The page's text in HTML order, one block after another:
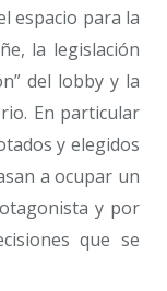
espacio para la
la legislación
del lobby y la
En particular
y elegidos
a ocupar un
y por
que se